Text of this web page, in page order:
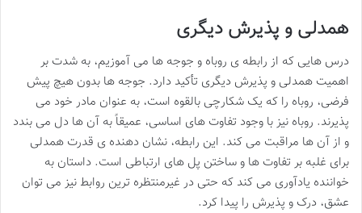
همدلی و پذیرش دیگری
درس هایی که از رابطه ی روباه و جوجه ها می آموزیم، به شدت بر
اهمیت همدلی و پذیرش دیگری تأکید دارد. جوجه ها بدون هیچ پیش
فرضی، روباه را که یک شکارچی بالقوه است، به عنوان مادر خود می
پذیرند. روباه نیز با وجود تفاوت های اساسی، عمیقاً به آن ها دل می بندد
و از آن ها مراقبت می کند. این رابطه، نشان دهنده ی قدرت همدلی
برای غلبه بر تفاوت ها و ساختن پل های ارتباطی است. داستان به
خواننده یادآوری می کند که حتی در غیرمنتظره ترین روابط نیز می توان
عشق، درک و پذیرش را پیدا کرد.